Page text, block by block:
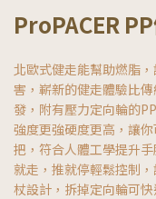
ProPACER
北歐式健走能幫助燃脂
害，嶄新的健走體驗比
發，附有壓力定向輪的
強度更強硬度更高，讓
把，符合人體工學提升
就走，推就停輕鬆控制
杖設計，拆掉定向輪可